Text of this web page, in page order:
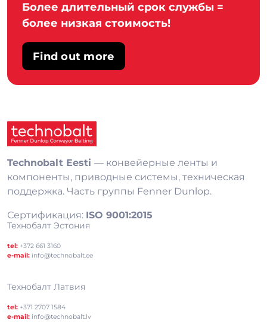
Более длительный срок службы =
более низкая стоимость!
Find out more
Technobalt Eesti — конвейерные ленты и
компоненты, приводные системы, техническая
поддержка. Часть группы Fenner Dunlop.
Сертификация: ISO 9001:2015
Технобалт Эстония
tel: +372 661 3160
e-mail: info@technobalt.ee
Технобалт Латвия
tel: +371 2707 1584
e-mail: info@technobalt.lv